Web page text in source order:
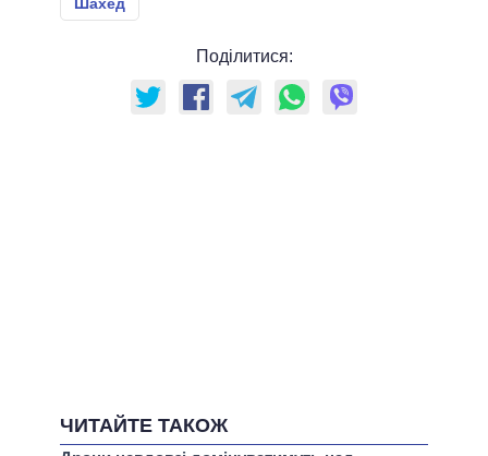
Поділитися:
ЧИТАЙТЕ ТАКОЖ